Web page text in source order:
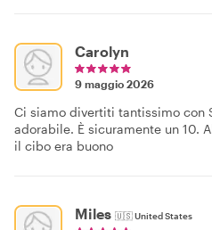
Carolyn
9 maggio 2026
Ci siamo divertiti tantissimo con
adorabile. È sicuramente un 10.
il cibo era buono
Miles 🇺🇸United States